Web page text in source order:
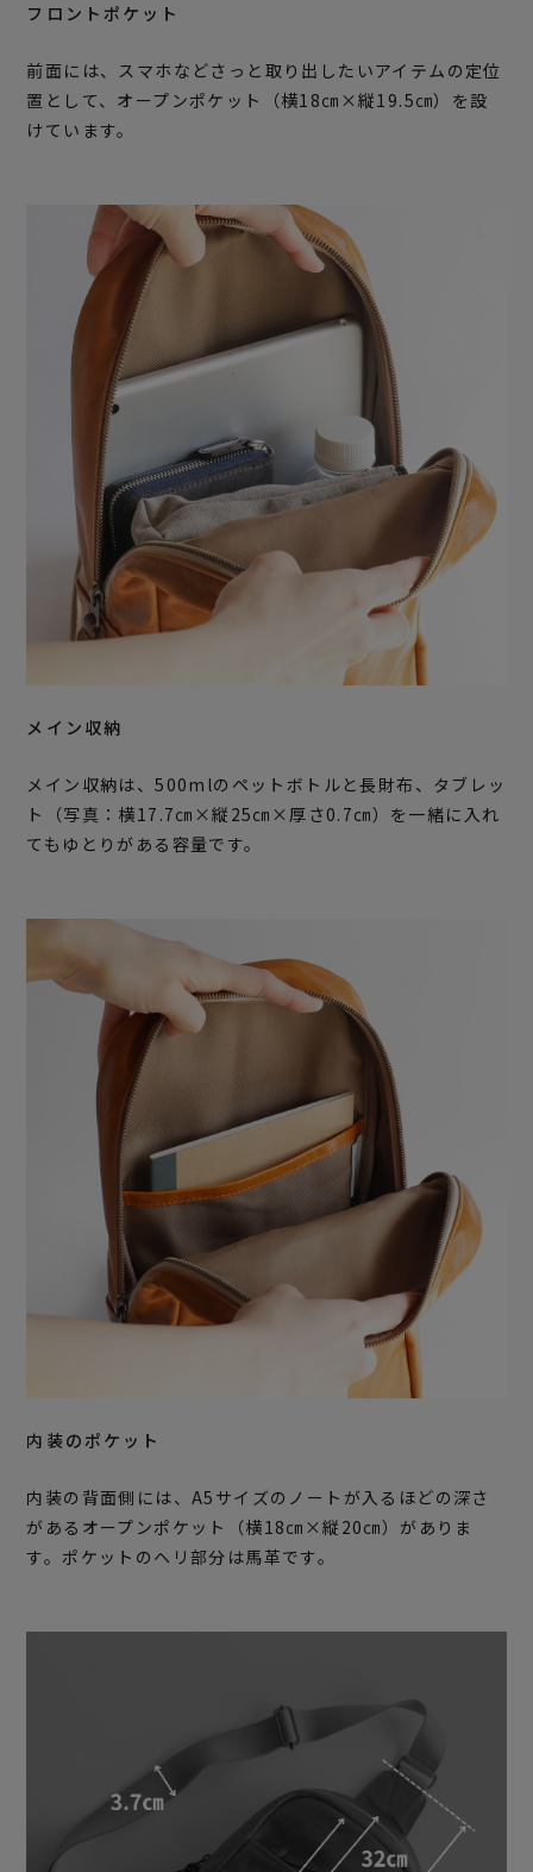
フロントポケット
前面には、スマホなどさっと取り出したいアイテムの定位
置として、オープンポケット（横18㎝×縦19.5㎝）を設
けています。
メイン収納
メイン収納は、500mlのペットボトルと長財布、タブレッ
ト（写真：横17.7㎝×縦25㎝×厚さ0.7㎝）を一緒に入れ
てもゆとりがある容量です。
内装のポケット
内装の背面側には、A5サイズのノートが入るほどの深さ
があるオープンポケット（横18㎝×縦20㎝）がありま
す。ポケットのヘリ部分は馬革です。